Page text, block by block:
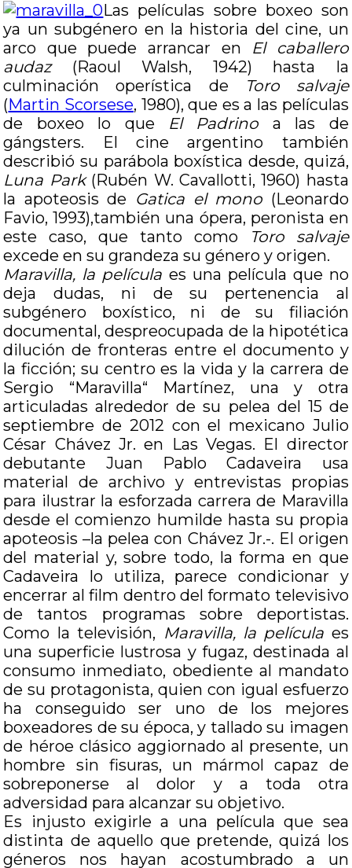
Las películas sobre boxeo son
ya un subgénero en la historia del cine, un
arco que puede arrancar en El caballero
audaz(Raoul Walsh, 1942) hasta la
culminación operística de
Toro salvaje
(Martin Scorsese, 1980), que es a las películas
de boxeo lo que El Padrinoa las de
gángsters. El cine argentino también
describió su parábola boxística desde, quizá,
Luna Park(Rubén W. Cavallotti, 1960) hasta
la apoteosis de Gatica el mono(Leonardo
Favio, 1993),también una ópera, peronista en
este caso, que tanto como
Toro salvaje
excede en su grandeza su género y origen.
Maravilla, la película es una película que no
deja dudas, ni de su pertenencia al
subgénero boxístico, ni de su filiación
documental, despreocupada de la hipotética
dilución de fronteras entre el documento y
la ficción; su centro es la vida y la carrera de
Sergio “Maravilla“ Martínez, una y otra
articuladas alrededor de su pelea del 15 de
septiembre de 2012 con el mexicano Julio
César Chávez Jr. en Las Vegas. El director
debutante Juan Pablo Cadaveira usa
material de archivo y entrevistas propias
para ilustrar la esforzada carrera de Maravilla
desde el comienzo humilde hasta su propia
apoteosis –la pelea con Chávez Jr.-. El origen
del material y, sobre todo, la forma en que
Cadaveira lo utiliza, parece condicionar y
encerrar al film dentro del formato televisivo
de tantos programas sobre deportistas.
Como la televisión, Maravilla, la película es
una superficie lustrosa y fugaz, destinada al
consumo inmediato, obediente al mandato
de su protagonista, quien con igual esfuerzo
ha conseguido ser uno de los mejores
boxeadores de su época, y tallado su imagen
de héroe clásico aggiornado al presente, un
hombre sin fisuras, un mármol capaz de
sobreponerse al dolor y a toda otra
adversidad para alcanzar su objetivo.
Es injusto exigirle a una película que sea
distinta de aquello que pretende, quizá los
géneros nos hayan acostumbrado a un